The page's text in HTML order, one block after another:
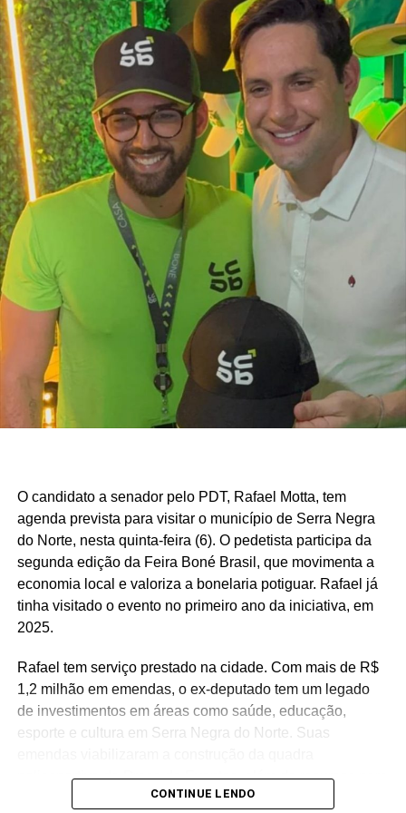
Especialistas que analisaram os dados também atribuem
esse resultado ao trabalho desenvolvido pela política
municipal de assistência social. Na avaliação deles, a
atuação da gestão da Secretaria Municipal de Trabalho,
Habitação e Assistência Social, comandada pela
secretária Suzete Pereira, tem contribuído para fortalecer
ações de inclusão social, qualificação e
acompanhamento das famílias, favorecendo a autonomia
financeira e reduzindo a dependência de programas de
transferência de renda.
O estudo também aponta que outros municípios da região
do Seridó, como Ouro Branco, Cruzeta, Jardim do Seridó
e Acari, apresentam indicadores semelhantes em razão
da combinação entre atividade industrial, pecuária
leiteira, comércio, setor público e indicadores de
desenvolvimento humano superiores aos registrados em
boa parte do interior potiguar.
O candidato a senador pelo PDT, Rafael Motta, tem
agenda prevista para visitar o município de Serra Negra
do Norte, nesta quinta-feira (6). O pedetista participa da
segunda edição da Feira Boné Brasil, que movimenta a
economia local e valoriza a bonelaria potiguar. Rafael já
tinha visitado o evento no primeiro ano da iniciativa, em
2025.
Rafael tem serviço prestado na cidade. Com mais de R$
1,2 milhão em emendas, o ex-deputado tem um legado
de investimentos em áreas como saúde, educação,
esporte e cultura em Serra Negra do Norte. Suas
poliesportiva da Praça de Eventos, além de recursos para
a reforma da Casa de Cultura, aquisição de mobiliário
CONTINUE LENDO